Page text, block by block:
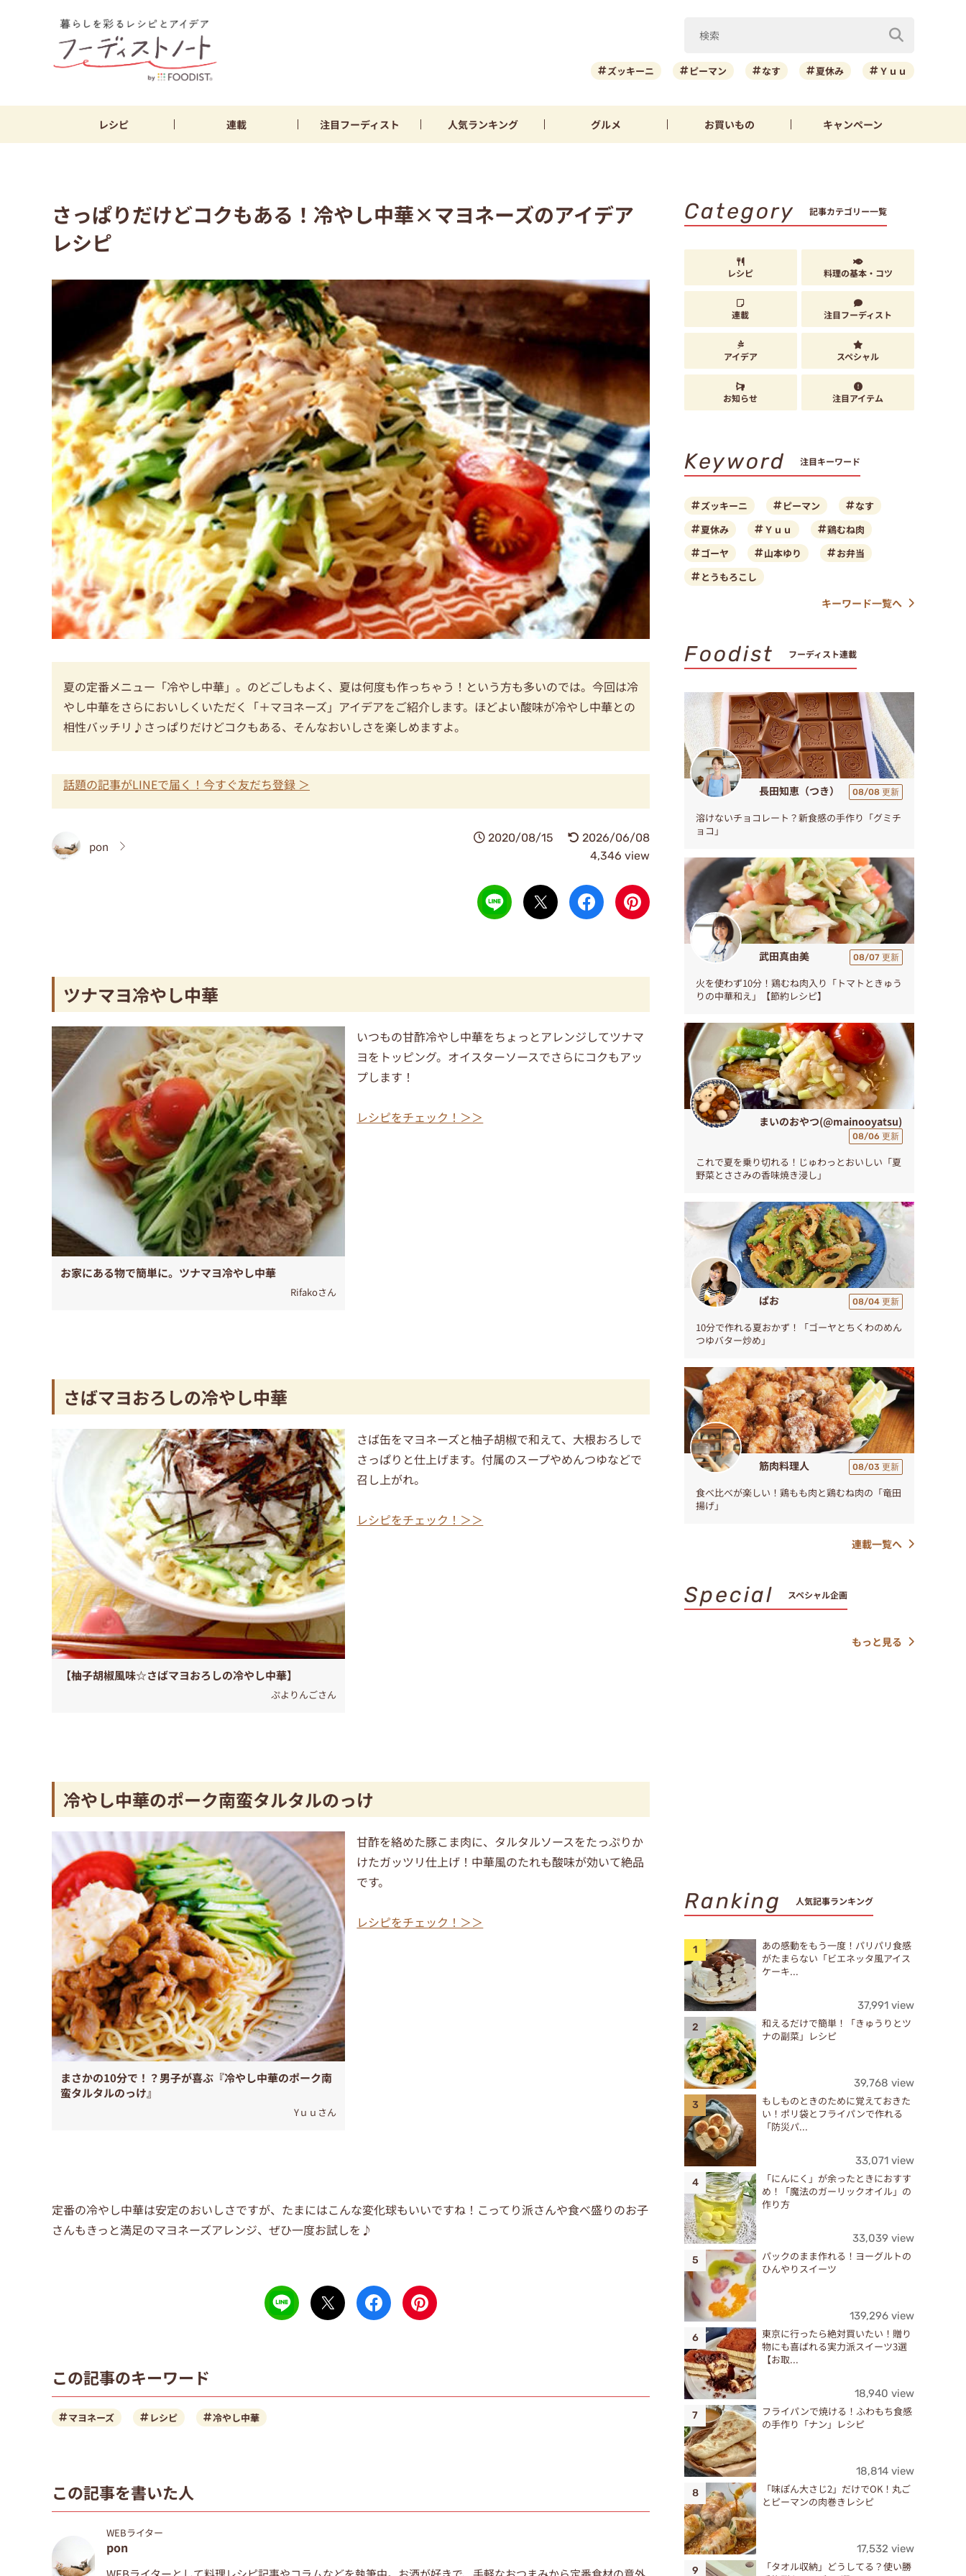
ズッキーニ ピーマン なす 夏休み Ｙｕｕ
レシピ 連載 注目フーディスト 人気ランキング グルメ お買いもの キャンペーン
さっぱりだけどコクもある！冷やし中華×マヨネーズのアイデア
レシピ
夏の定番メニュー「冷やし中華」。のどごしもよく、夏は何度も作っちゃう！という方も多いのでは。今回は冷
やし中華をさらにおいしくいただく「＋マヨネーズ」アイデアをご紹介します。ほどよい酸味が冷やし中華との
相性バッチリ♪さっぱりだけどコクもある、そんなおいしさを楽しめますよ。
話題の記事がLINEで届く！今すぐ友だち登録 ＞
pon
2020/08/15
2026/06/08
4,346 view
ツナマヨ冷やし中華
お家にある物で簡単に。ツナマヨ冷やし中華
Rifakoさん
いつもの甘酢冷やし中華をちょっとアレンジしてツナマ
ヨをトッピング。オイスターソースでさらにコクもアッ
プします！
レシピをチェック！＞＞
さばマヨおろしの冷やし中華
【柚子胡椒風味☆さばマヨおろしの冷やし中華】
ぷよりんごさん
さば缶をマヨネーズと柚子胡椒で和えて、大根おろしで
さっぱりと仕上げます。付属のスープやめんつゆなどで
召し上がれ。
レシピをチェック！＞＞
冷やし中華のポーク南蛮タルタルのっけ
まさかの10分で！？男子が喜ぶ『冷やし中華のポーク南
蛮タルタルのっけ』
Yｕｕさん
甘酢を絡めた豚こま肉に、タルタルソースをたっぷりか
けたガッツリ仕上げ！中華風のたれも酸味が効いて絶品
です。
レシピをチェック！＞＞
定番の冷やし中華は安定のおいしさですが、たまにはこんな変化球もいいですね！こってり派さんや食べ盛りのお子
さんもきっと満足のマヨネーズアレンジ、ぜひ一度お試しを♪
この記事のキーワード
マヨネーズ レシピ 冷やし中華
この記事を書いた人
WEBライター
pon
Category 記事カテゴリー一覧
レシピ 料理の基本・コツ
連載 注目フーディスト
アイデア スペシャル
お知らせ 注目アイテム
Keyword 注目キーワード
ズッキーニ ピーマン
なす
夏休み
Ｙｕｕ
鶏むね肉
ゴーヤ
山本ゆり
お弁当
とうもろこし
キーワード一覧へ
Foodist フーディスト連載
長田知恵（つき） 08/08 更新
溶けないチョコレート？新食感の手作り「グミチ
ョコ」
武田真由美 08/07 更新
火を使わず10分！鶏むね肉入り「トマトときゅう
りの中華和え」【節約レシピ】
まいのおやつ(@mainooyatsu)
08/06 更新
これで夏を乗り切れる！じゅわっとおいしい「夏
野菜とささみの香味焼き浸し」
ぱお 08/04 更新
10分で作れる夏おかず！「ゴーヤとちくわのめん
つゆバター炒め」
筋肉料理人 08/03 更新
食べ比べが楽しい！鶏もも肉と鶏むね肉の「竜田
揚げ」
連載一覧へ
Special スペシャル企画
もっと見る
Ranking 人気記事ランキング
あの感動をもう一度！パリパリ食感
がたまらない「ビエネッタ風アイス
ケーキ...
37,991 view
和えるだけで簡単！「きゅうりとツ
ナの副菜」レシピ
39,768 view
もしものときのために覚えておきた
い！ポリ袋とフライパンで作れる
「防災パ...
33,071 view
「にんにく」が余ったときにおすす
め！「魔法のガーリックオイル」の
作り方
33,039 view
パックのまま作れる！ヨーグルトの
ひんやりスイーツ
139,296 view
東京に行ったら絶対買いたい！贈り
物にも喜ばれる実力派スイーツ3選
【お取...
18,940 view
フライパンで焼ける！ふわもち食感
の手作り「ナン」レシピ
18,814 view
「味ぽん大さじ2」だけでOK！丸ご
とピーマンの肉巻きレシピ
17,532 view
「タオル収納」どうしてる？使い勝